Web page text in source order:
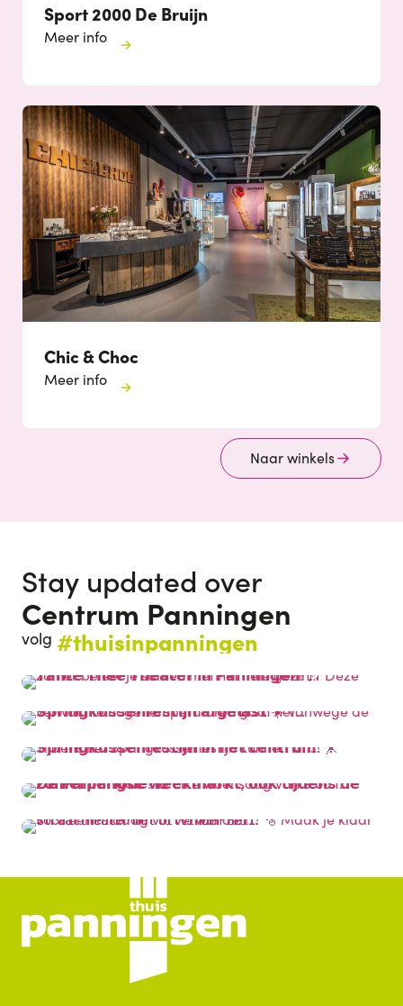
Sport 2000 De Bruijn
Meer info
Chic & Choc
Meer info
Naar winkels
Stay updated over
Centrum Panningen
volg #thuisinpanningen